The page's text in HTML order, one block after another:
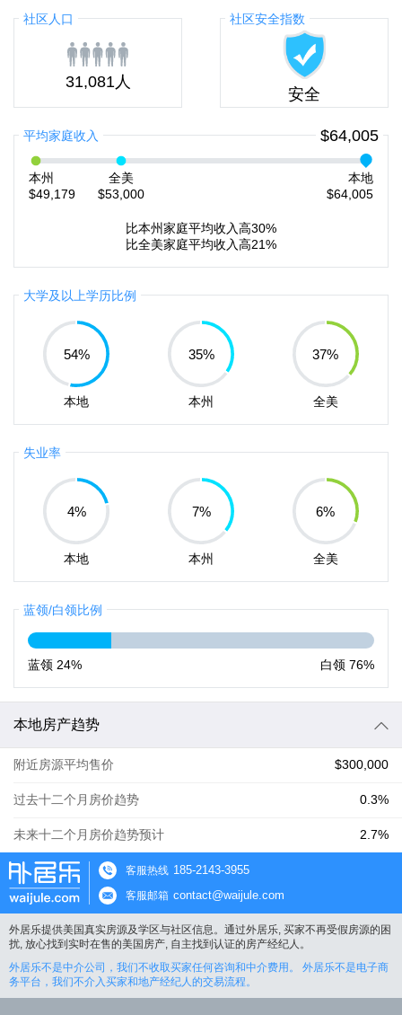
社区人口
31,081人
社区安全指数
安全
平均家庭收入 $64,005
本州
$49,179
全美
$53,000
本地
$64,005
比本州家庭平均收入高30%
比全美家庭平均收入高21%
大学及以上学历比例
54%
本地
35%
本州
37%
全美
失业率
4%
本地
7%
本州
6%
全美
蓝领/白领比例
蓝领 24% 白领 76%
本地房产趋势
附近房源平均售价 $300,000
过去十二个月房价趋势 0.3%
未来十二个月房价趋势预计 2.7%
客服热线 185-2143-3955
客服邮箱 contact@waijule.com
外居乐提供美国真实房源及学区与社区信息。通过外居乐, 买家不再受假房源的困
扰, 放心找到实时在售的美国房产, 自主找到认证的房产经纪人。
外居乐不是中介公司，我们不收取买家任何咨询和中介费用。 外居乐不是电子商
务平台，我们不介入买家和地产经纪人的交易流程。